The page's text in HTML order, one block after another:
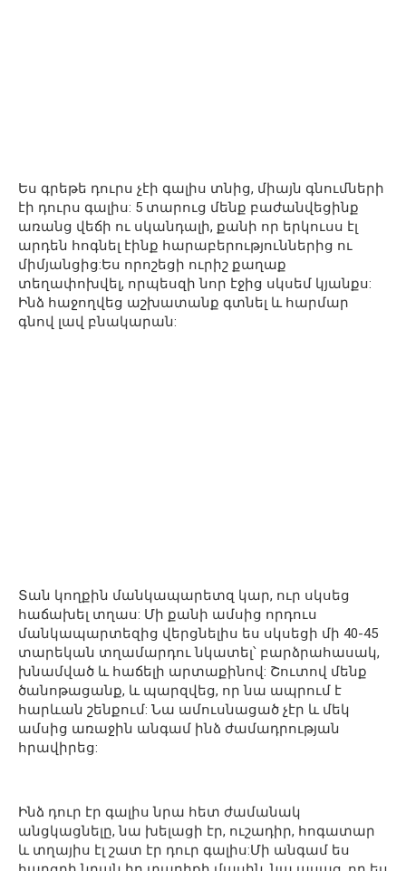
Ես գրեթե դուրս չէի գալիս տնից, միայն գնումների
էի դուրս գալիս: 5 տարուց մենք բաժանվեցինք
առանց վեճի ու սկանդալի, քանի որ երկուսս էլ
արդեն հոգնել էինք հարաբերություններից ու
միմյանցից:Ես որոշեցի ուրիշ քաղաք
տեղափոխվել, որպեսզի նոր էջից սկսեմ կյանքս:
Ինձ հաջողվեց աշխատանք գտնել և հարմար
գնով լավ բնակարան:
Տան կողքին մանկապարետզ կար, ուր սկսեց
հաճախել տղաս: Մի քանի ամսից որդուս
մանկապարտեզից վերցնելիս ես սկսեցի մի 40-45
տարեկան տղամարդու նկատել՝ բարձրահասակ,
խնամված և հաճելի արտաքինով: Շուտով մենք
ծանոթացանք, և պարզվեց, որ նա ապրում է
հարևան շենքում: Նա ամուսնացած չէր և մեկ
ամսից առաջին անգամ ինձ ժամադրության
հրավիրեց:
Ինձ դուր էր գալիս նրա հետ ժամանակ
անցկացնելը, նա խելացի էր, ուշադիր, հոգատար
և տղայիս էլ շատ էր դուր գալիս:Մի անգամ ես